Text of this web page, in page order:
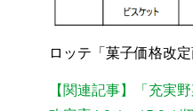
ロッテ「菓子価格改定
【関連記事】「充実